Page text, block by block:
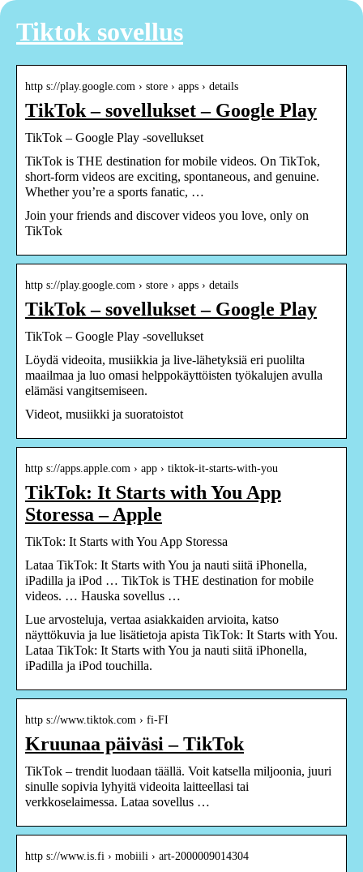
Tiktok sovellus
http s://play.google.com › store › apps › details
TikTok – sovellukset – Google Play
TikTok – Google Play ‑sovellukset
TikTok is THE destination for mobile videos. On TikTok,
short-form videos are exciting, spontaneous, and genuine.
Whether you’re a sports fanatic, …
Join your friends and discover videos you love, only on
TikTok
http s://play.google.com › store › apps › details
TikTok – sovellukset – Google Play
TikTok – Google Play ‑sovellukset
Löydä videoita, musiikkia ja live-lähetyksiä eri puolilta
maailmaa ja luo omasi helppokäyttöisten työkalujen avulla
elämäsi vangitsemiseen.
Videot, musiikki ja suoratoistot
http s://apps.apple.com › app › tiktok-it-starts-with-you
TikTok: It Starts with You App
Storessa – Apple
‎TikTok: It Starts with You App Storessa
Lataa TikTok: It Starts with You ja nauti siitä iPhonella,
iPadilla ja iPod … TikTok is THE destination for mobile
videos. … Hauska sovellus …
Lue arvosteluja, vertaa asiakkaiden arvioita, katso
näyttökuvia ja lue lisätietoja apista TikTok: It Starts with You.
Lataa TikTok: It Starts with You ja nauti siitä iPhonella,
iPadilla ja iPod touchilla.
http s://www.tiktok.com › fi-FI
Kruunaa päiväsi – TikTok
TikTok – trendit luodaan täällä. Voit katsella miljoonia, juuri
sinulle sopivia lyhyitä videoita laitteellasi tai
verkkoselaimessa. Lataa sovellus …
http s://www.is.fi › mobiili › art-2000009014304